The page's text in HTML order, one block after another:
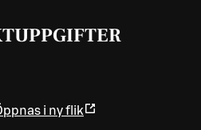
i ny flik